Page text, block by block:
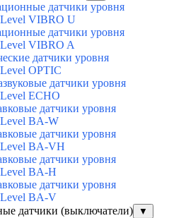
датчики уровня
VIBRO U
датчики уровня
VIBRO A
датчики уровня
OPTIC
датчики уровня
ECHO
датчики уровня
BA-W
датчики уровня
BA-VH
датчики уровня
BA-H
датчики уровня
BA-V
датчики (выключатели)
▼